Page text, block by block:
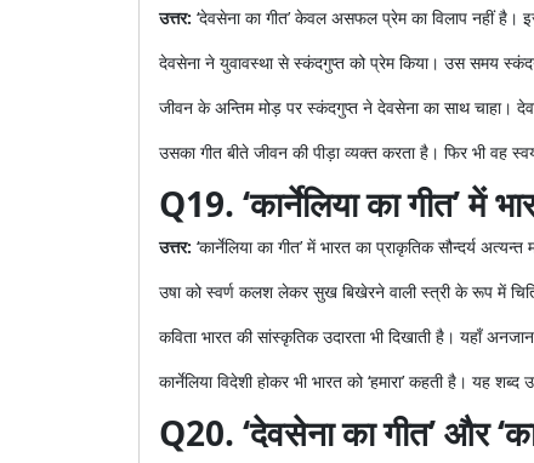
उत्तर: ‘देवसेना का गीत’ केवल असफल प्रेम का विलाप नहीं है।
देवसेना ने युवावस्था से स्कंदगुप्त को प्रेम किया। उस समय
जीवन के अन्तिम मोड़ पर स्कंदगुप्त ने देवसेना का साथ चाहा।
उसका गीत बीते जीवन की पीड़ा व्यक्त करता है। फिर भी वह
Q19. ‘कार्नेलिया का गीत’ में
उत्तर: ‘कार्नेलिया का गीत’ में भारत का प्राकृतिक सौन्दर्य
उषा को स्वर्ण कलश लेकर सुख बिखेरने वाली स्त्री के रूप में
कविता भारत की सांस्कृतिक उदारता भी दिखाती है। यहाँ
कार्नेलिया विदेशी होकर भी भारत को ‘हमारा’ कहती है। यह
Q20. ‘देवसेना का गीत’ और